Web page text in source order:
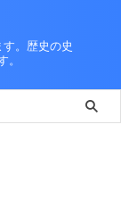
。歴史の史